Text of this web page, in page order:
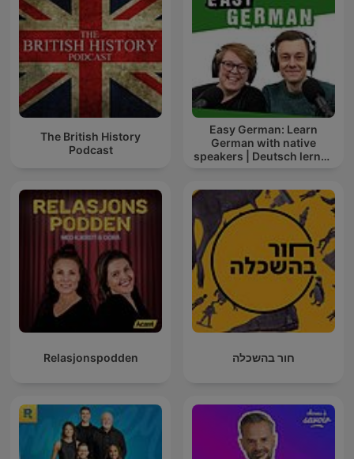
The British History
Podcast
Easy German: Learn
German with native
speakers | Deutsch lernen
Relasjonspodden חור בהשכלה